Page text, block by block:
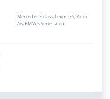
Mercedes E-class, Lexus GS, Audi
A6, BMW 5 Series и т.п.